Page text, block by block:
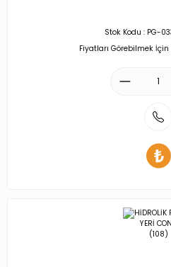
Stok Kodu : PG-
Fiyatları Görebilmek İçin